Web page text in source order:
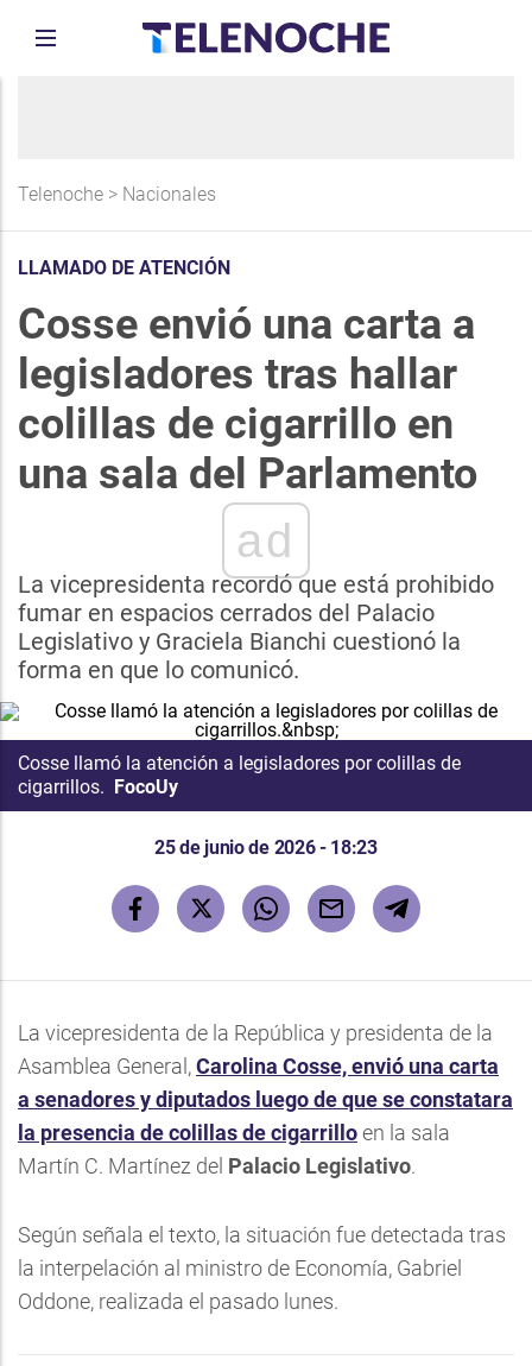
Telenoche > Nacionales
LLAMADO DE ATENCIÓN
Cosse envió una carta a
legisladores tras hallar
colillas de cigarrillo en
una sala del Parlamento
ad
La vicepresidenta recordó que está prohibido
fumar en espacios cerrados del Palacio
Legislativo y Graciela Bianchi cuestionó la
forma en que lo comunicó.
Cosse llamó la atención a legisladores por colillas de
cigarrillos. FocoUy
25 de junio de 2026 - 18:23
La vicepresidenta de la República y presidenta de la
Asamblea General,Carolina Cosse, envió una carta
a senadores y diputados luego de que se constatara
la presencia de colillas de cigarrilloen la sala
Martín C. Martínez del Palacio Legislativo.
Según señala el texto, la situación fue detectada tras
la interpelación al ministro de Economía, Gabriel
Oddone, realizada el pasado lunes.